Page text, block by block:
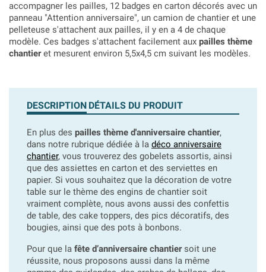
accompagner les pailles, 12 badges en carton décorés avec un
panneau "Attention anniversaire", un camion de chantier et une
pelleteuse s'attachent aux pailles, il y en a 4 de chaque
modèle. Ces badges s'attachent facilement aux pailles thème
chantieret mesurent environ 5,5x4,5 cm suivant les modèles.
DESCRIPTION DÉTAILS DU PRODUIT
En plus des pailles thème d'anniversaire chantier,
dans notre rubrique dédiée à la déco anniversaire
chantier, vous trouverez des gobelets assortis, ainsi
que des assiettes en carton et des serviettes en
papier. Si vous souhaitez que la décoration de votre
table sur le thème des engins de chantier soit
vraiment complète, nous avons aussi des confettis
de table, des cake toppers, des pics décoratifs, des
bougies, ainsi que des pots à bonbons.
Pour que la fête d’anniversaire chantiersoit une
réussite, nous proposons aussi dans la même